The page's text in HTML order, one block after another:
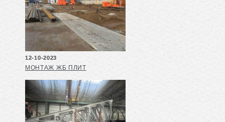
12-10-2023
МОНТАЖ ЖБ ПЛИТ